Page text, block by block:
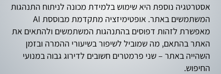
אסטרטגיה נוספת היא שימוש בלמידת מכונה לניתוח התנהגות
המשתמשים באתר. אופטימיזציה מתקדמת מבוססת AI
מאפשרת לזהות דפוסים בהתנהגות המשתמשים ולהתאים את
האתר בהתאם, מה שמוביל לשיפור בשיעורי ההמרה ובזמן
השהייה באתר – שני פרמטרים חשובים לדירוג גבוה במנועי
החיפוש.